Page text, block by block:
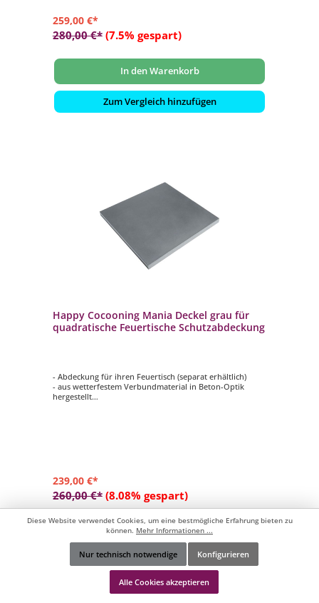
259,00 €*
280,00 €* (7.5% gespart)
In den Warenkorb
Zum Vergleich hinzufügen
Happy Cocooning Mania Deckel grau für
quadratische Feuertische Schutzabdeckung
- Abdeckung für ihren Feuertisch (separat erhältlich)
- aus wetterfestem Verbundmaterial in Beton-Optik
hergestellt
239,00 €*
260,00 €* (8.08% gespart)
In den Warenkorb
Zum Vergleich hinzufügen
Werkzeugleiste anzeigen
Diese Website verwendet Cookies, um eine bestmögliche Erfahrung bieten zu
können. Mehr Informationen ...
Nur technisch notwendige Konfigurieren
Alle Cookies akzeptieren